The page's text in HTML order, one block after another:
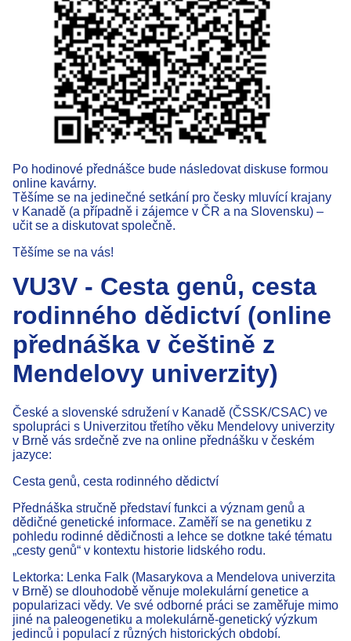
Po hodinové přednášce bude následovat diskuse formou
online kavárny.
Těšíme se na jedinečné setkání pro česky mluvící krajany
v Kanadě (a případně i zájemce v ČR a na Slovensku) –
učit se a diskutovat společně.
Těšíme se na vás!
VU3V - Cesta genů, cesta
rodinného dědictví (online
přednáška v češtině z
Mendelovy univerzity)
České a slovenské sdružení v Kanadě (ČSSK/CSAC) ve
spolupráci s Univerzitou třetího věku Mendelovy univerzity
v Brně vás srdečně zve na online přednášku v českém
jazyce:
Cesta genů, cesta rodinného dědictví
Přednáška stručně představí funkci a význam genů a
dědičné genetické informace. Zaměří se na genetiku z
pohledu rodinné dědičnosti a lehce se dotkne také tématu
„cesty genů“ v kontextu historie lidského rodu.
Lektorka: Lenka Falk (Masarykova a Mendelova univerzita
v Brně) se dlouhodobě věnuje molekulární genetice a
popularizaci vědy. Ve své odborné práci se zaměřuje mimo
jiné na paleogenetiku a molekulárně-genetický výzkum
jedinců i populací z různých historických období.